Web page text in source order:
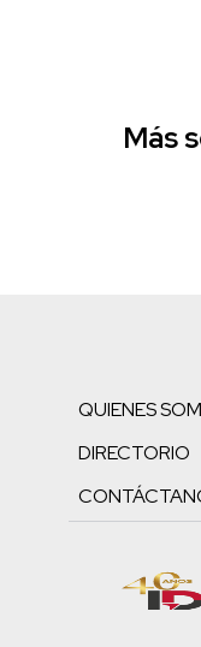
Más
QUIENES
DIRECTORIO